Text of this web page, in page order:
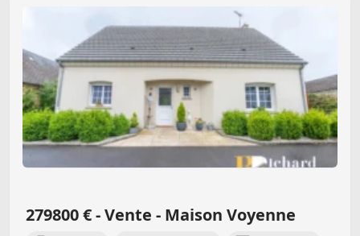
279800 € - Vente - Maison Voyenne